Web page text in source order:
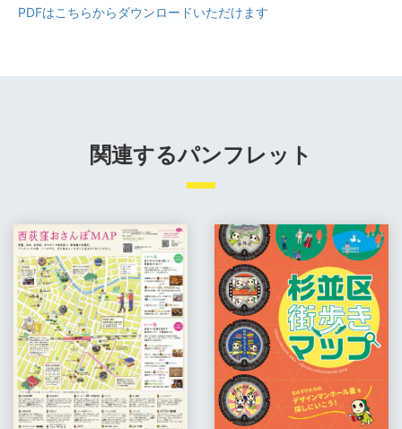
PDFはこちらからダウンロードいただけます
関連するパンフレット